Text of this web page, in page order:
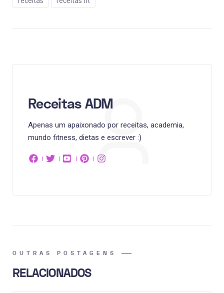
Receitas ADM
Apenas um apaixonado por receitas, academia,
mundo fitness, dietas e escrever :)
OUTRAS POSTAGENS
RELACIONADOS